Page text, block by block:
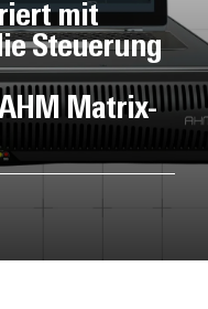
mit
Steuerung
Matrix-